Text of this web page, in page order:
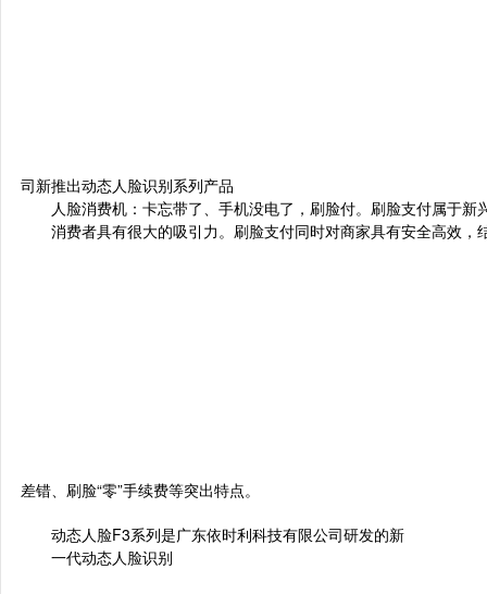
司新推出动态人脸识别系列产品
人脸消费机： 卡忘带了、手机没电了，刷脸付。刷脸支付属于新
消费者具有很大的吸引力。刷脸支付同时对商家具有安全高效，
差错、刷脸“零”手续费等突出特点。
动态人脸F3系列是广东依时利科技有限公司研发的新
一代动态人脸识别